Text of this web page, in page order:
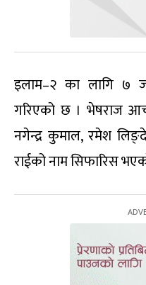
इलाम–२ का लागि ७
गरिएको छ । भेषराज
नगेन्द्र कुमाल, रमेश
राईको नाम सिफारिस